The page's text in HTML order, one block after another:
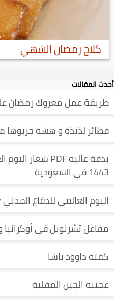
كلاج رمضان الشهي
أحدث المقالات
طريقة عمل معروك رمضان
فطائر لذيذة و هشة جربوها
1443 في السعودية
اليوم العالمي للدفاع المدني World Civil Defence Day
مفاعل تشرنوبل في
كفتة داوود باشا
عجينة الجبن المقلية